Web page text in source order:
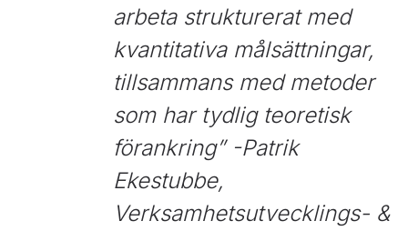
arbeta strukturerat med
kvantitativa målsättningar,
tillsammans med metoder
som har tydlig teoretisk
förankring” -Patrik
Ekestubbe,
Verksamhetsutvecklings- &